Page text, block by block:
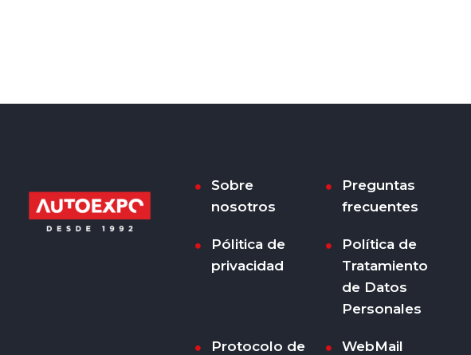
Sobre
nosotros
Preguntas
frecuentes
Pólitica de
privacidad
Política de
Tratamiento
de Datos
Personales
Protocolo de
WebMail